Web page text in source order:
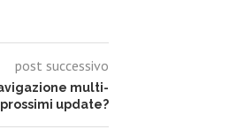
post successivo
multi-
update?